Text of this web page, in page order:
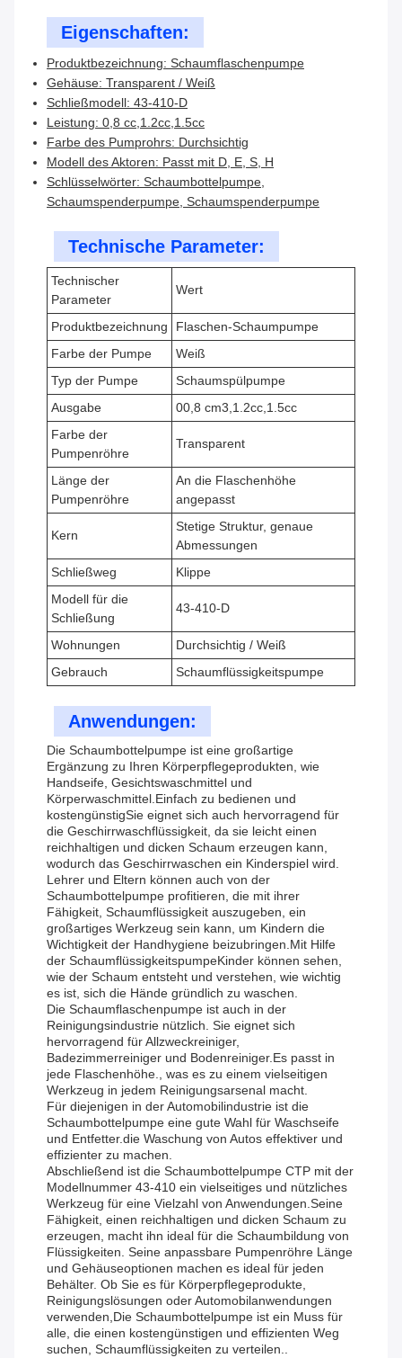
Eigenschaften:
Produktbezeichnung: Schaumflaschenpumpe
Gehäuse: Transparent / Weiß
Schließmodell: 43-410-D
Leistung: 0,8 cc,1.2cc,1.5cc
Farbe des Pumprohrs: Durchsichtig
Modell des Aktoren: Passt mit D, E, S, H
Schlüsselwörter: Schaumbottelpumpe,
Schaumspenderpumpe, Schaumspenderpumpe
Technische Parameter:
Technischer
Parameter
Wert
Produktbezeichnung
Flaschen-Schaumpumpe
Farbe der Pumpe
Weiß
Typ der Pumpe
Schaumspülpumpe
Ausgabe
00,8 cm3,1.2cc,1.5cc
Farbe der
Pumpenröhre
Transparent
Länge der
Pumpenröhre
An die Flaschenhöhe
angepasst
Kern
Stetige Struktur, genaue
Abmessungen
Schließweg
Klippe
Modell für die
Schließung
43-410-D
Wohnungen
Durchsichtig / Weiß
Gebrauch
Schaumflüssigkeitspumpe
Anwendungen:
Die Schaumbottelpumpe ist eine großartige
Ergänzung zu Ihren Körperpflegeprodukten, wie
Handseife, Gesichtswaschmittel und
Körperwaschmittel.Einfach zu bedienen und
kostengünstigSie eignet sich auch hervorragend für
die Geschirrwaschflüssigkeit, da sie leicht einen
reichhaltigen und dicken Schaum erzeugen kann,
wodurch das Geschirrwaschen ein Kinderspiel wird.
Lehrer und Eltern können auch von der
Schaumbottelpumpe profitieren, die mit ihrer
Fähigkeit, Schaumflüssigkeit auszugeben, ein
großartiges Werkzeug sein kann, um Kindern die
Wichtigkeit der Handhygiene beizubringen.Mit Hilfe
der SchaumflüssigkeitspumpeKinder können sehen,
wie der Schaum entsteht und verstehen, wie wichtig
es ist, sich die Hände gründlich zu waschen.
Die Schaumflaschenpumpe ist auch in der
Reinigungsindustrie nützlich. Sie eignet sich
hervorragend für Allzweckreiniger,
Badezimmerreiniger und Bodenreiniger.Es passt in
jede Flaschenhöhe., was es zu einem vielseitigen
Werkzeug in jedem Reinigungsarsenal macht.
Für diejenigen in der Automobilindustrie ist die
Schaumbottelpumpe eine gute Wahl für Waschseife
und Entfetter.die Waschung von Autos effektiver und
effizienter zu machen.
Abschließend ist die Schaumbottelpumpe CTP mit der
Modellnummer 43-410 ein vielseitiges und nützliches
Werkzeug für eine Vielzahl von Anwendungen.Seine
Fähigkeit, einen reichhaltigen und dicken Schaum zu
erzeugen, macht ihn ideal für die Schaumbildung von
Flüssigkeiten. Seine anpassbare Pumpenröhre Länge
und Gehäuseoptionen machen es ideal für jeden
Behälter. Ob Sie es für Körperpflegeprodukte,
Reinigungslösungen oder Automobilanwendungen
verwenden,Die Schaumbottelpumpe ist ein Muss für
alle, die einen kostengünstigen und effizienten Weg
suchen, Schaumflüssigkeiten zu verteilen..